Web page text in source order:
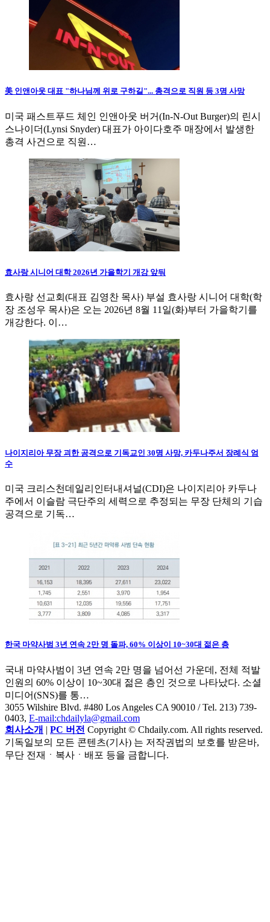
美 인앤아웃 대표 "하나님께 위로 구하길"... 총격으로 직원 등 3명 사망
미국 패스트푸드 체인 인앤아웃 버거(In-N-Out Burger)의 린시
스나이더(Lynsi Snyder) 대표가 아이다호주 매장에서 발생한
총격 사건으로 직원…
효사랑 시니어 대학 2026년 가을학기 개강 앞둬
효사랑 선교회(대표 김영찬 목사) 부설 효사랑 시니어 대학(학
장 조성우 목사)은 오는 2026년 8월 11일(화)부터 가을학기를
개강한다. 이…
나이지리아 무장 괴한 공격으로 기독교인 30명 사망, 카두나주서 장례식 엄
수
미국 크리스천데일리인터내셔널(CDI)은 나이지리아 카두나
주에서 이슬람 극단주의 세력으로 추정되는 무장 단체의 기습
공격으로 기독…
한국 마약사범 3년 연속 2만 명 돌파, 60% 이상이 10~30대 젊은 층
국내 마약사범이 3년 연속 2만 명을 넘어선 가운데, 전체 적발
인원의 60% 이상이 10~30대 젊은 층인 것으로 나타났다. 소셜
미디어(SNS)를 통…
3055 Wilshire Blvd. #480 Los Angeles CA 90010 / Tel. 213) 739-
0403, E-mail:chdailyla@gmail.com
회사소개 | PC 버전 Copyright © Chdaily.com. All rights reserved.
기독일보의 모든 콘텐츠(기사) 는 저작권법의 보호를 받은바,
무단 전재ㆍ복사ㆍ배포 등을 금합니다.